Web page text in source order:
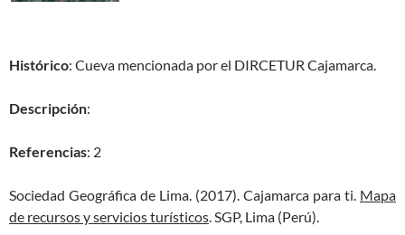
Histórico: Cueva mencionada por el DIRCETUR Cajamarca.
Descripción:
Referencias: 2
Sociedad Geográfica de Lima. (2017). Cajamarca para ti. Mapa
de recursos y servicios turísticos. SGP, Lima (Perú).